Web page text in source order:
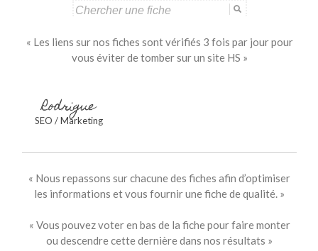
« Les liens sur nos fiches sont vérifiés 3 fois par jour pour
vous éviter de tomber sur un site HS »
Rodrigue
SEO / Marketing
« Nous repassons sur chacune des fiches afin d’optimiser
les informations et vous fournir une fiche de qualité. »
« Vous pouvez voter en bas de la fiche pour faire monter
ou descendre cette dernière dans nos résultats »